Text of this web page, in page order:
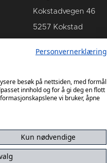
Kokstadvegen 46
5257 Kokstad
Personvernerklæring
besøk på nettsiden, med formål
innhold og for å gi deg en flott
vi bruker, åpne
Kun nødvendige